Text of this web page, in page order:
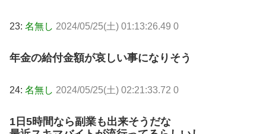
23: 名無し 2024/05/25(土) 01:13:26.49 0
年金の給付金額が哀しい事になりそう
24: 名無し 2024/05/25(土) 02:21:33.72 0
1日5時間なら副業も出来そうだな